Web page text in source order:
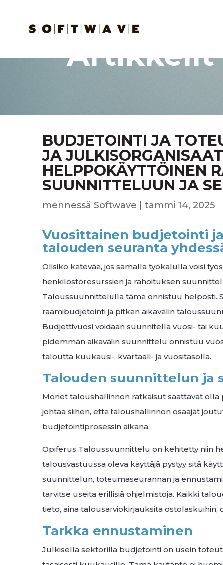
Artikkelit
BUDJETOINTI JA
JA
HELPPOKÄYTTÖINEN
SUUNNITTELUUN JA
mennessä Softwave |tammi 14, 2025
Vuosittainen budjetointi
talouden seuranta
Olisiko kätevää, jos samalla työkalulla voisi
henkilöstöresurssien ja rahoituksen
Taloussuunnittelulla tämä onnistuu helposti.
raamibudjetointi ja pitkän aikavälin
Budjettivuosi voidaan suunnitella vuosi- tai
pidemmän aikavälin suunnittelu onnistuu
taloutta kuukausi-, kvartaali- ja vuositasolla.
Talouden suunnittelun ja
Monet taloushallinnon ratkaisut saattavat
johtaa siihen, että taloushallinnon osaajat
budjetointiprosessin aikana.
Opiferus Taloussuunnittelu on kehitetty niin
talousvastuussa oleva käyttäjä pystyy sitä
suunnittelun, toteumaseurannan ja
tarvitse useita erillisiä ohjelmistoja. Kaikki
tieto, aina talousarviokirjauksita
Tarkka ennustaminen
Julkisella sektorilla budjetointi on usein